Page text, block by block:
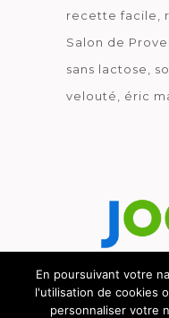
recette facile
Salon de
sans lactose
velouté
éric
Découvrez
En poursuivant votre
l'utilisation de cookies
personnaliser votre